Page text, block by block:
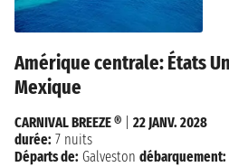
Amérique centrale: États
Mexique
CARNIVAL BREEZE ®
22 JANV. 2028
durée: 7 nuits
Départs de: Galveston débarquement: